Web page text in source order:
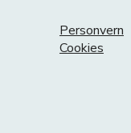
Personvern
Cookies